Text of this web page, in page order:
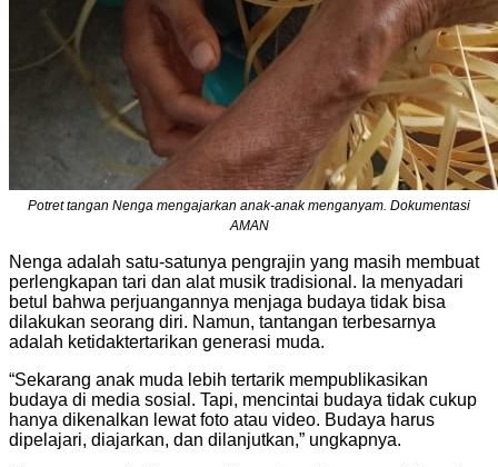
Potret tangan Nenga mengajarkan anak-anak menganyam. Dokumentasi
AMAN
Nenga adalah satu-satunya pengrajin yang masih membuat
perlengkapan tari dan alat musik tradisional. Ia menyadari
betul bahwa perjuangannya menjaga budaya tidak bisa
dilakukan seorang diri. Namun, tantangan terbesarnya
adalah ketidaktertarikan generasi muda.
“Sekarang anak muda lebih tertarik mempublikasikan
budaya di media sosial. Tapi, mencintai budaya tidak cukup
hanya dikenalkan lewat foto atau video. Budaya harus
dipelajari, diajarkan, dan dilanjutkan,” ungkapnya.